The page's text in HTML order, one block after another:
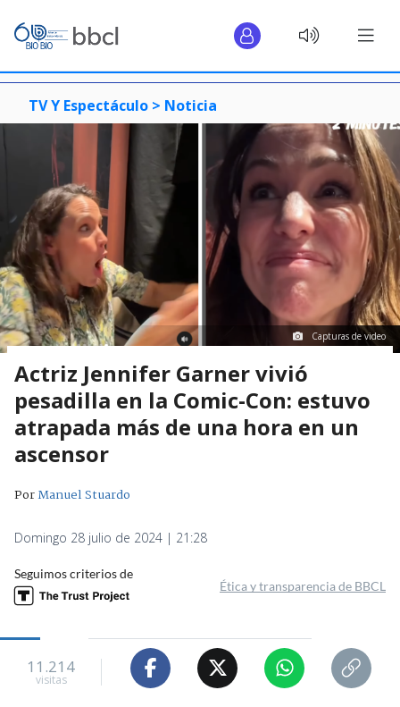
TV Y Espectáculo > Noticia
Capturas de video
Actriz Jennifer Garner vivió
pesadilla en la Comic-Con: estuvo
atrapada más de una hora en un
ascensor
PorManuel Stuardo
Domingo 28 julio de 2024 | 21:28
Seguimos criterios de
Ética y transparencia de BBCL
11.214
visitas